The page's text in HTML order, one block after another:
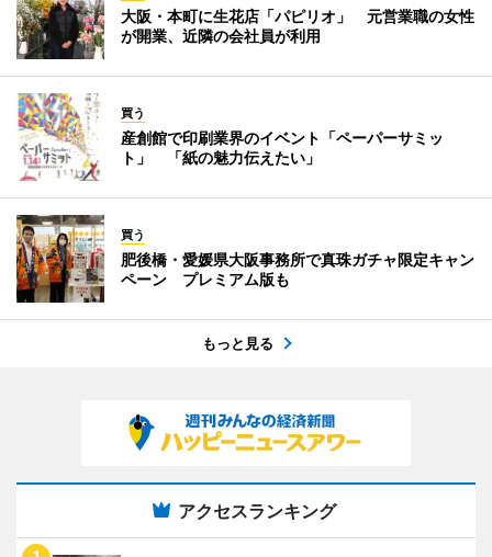
大阪・本町に生花店「パピリオ」 元営業職の女性
が開業、近隣の会社員が利用
買う
産創館で印刷業界のイベント「ペーパーサミッ
ト」 「紙の魅力伝えたい」
買う
肥後橋・愛媛県大阪事務所で真珠ガチャ限定キャン
ペーン プレミアム版も
もっと見る
アクセスランキング